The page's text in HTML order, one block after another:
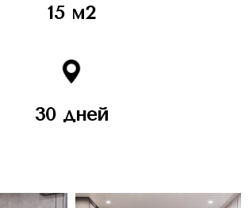
15 м2
30 дней